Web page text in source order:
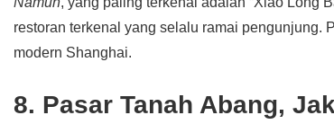
restoran terkenal yang selalu ramai pengunjung.
modern Shanghai.
8. Pasar Tanah Abang,